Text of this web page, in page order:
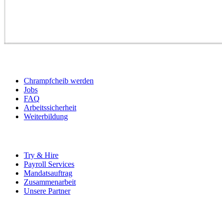
Chrampfcheib werden
Jobs
FAQ
Arbeitssicherheit
Weiterbildung
Try & Hire
Payroll Services
Mandatsauftrag
Zusammenarbeit
Unsere Partner